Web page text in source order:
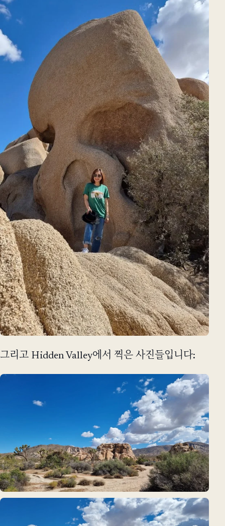
그리고 Hidden Valley에서 찍은 사진들입니다: